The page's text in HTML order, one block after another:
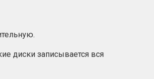
диски записывается вся